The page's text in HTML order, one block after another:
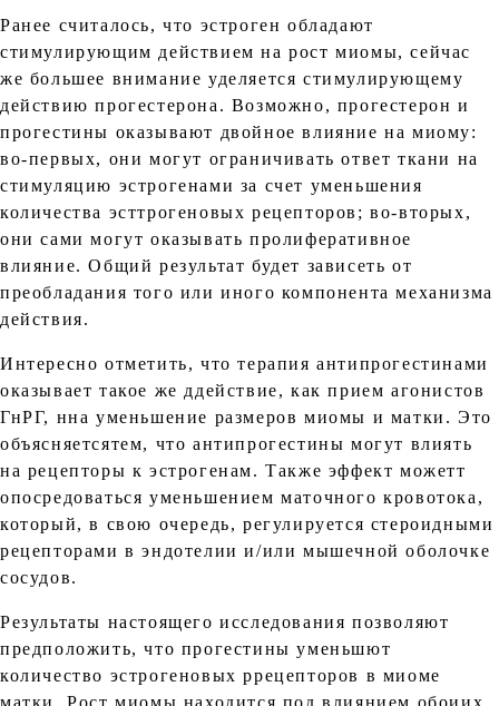
Ранее считалось, что эстроген обладают
стимулирующим действием на рост миомы, сейчас
же большее внимание уделяется стимулирующему
действию прогестерона. Возможно, прогестерон и
прогестины оказывают двойное влияние на миому:
во-первых, они могут ограничивать ответ ткани на
стимуляцию эстрогенами за счет уменьшения
количества эсттрогеновых рецепторов; во-вторых,
они сами могут оказывать пролиферативное
влияние. Общий результат будет зависеть от
преобладания того или иного компонента механизма
действия.
Интересно отметить, что терапия антипрогестинами
оказывает такое же ддействие, как прием агонистов
ГнРГ, нна уменьшение размеров миомы и матки. Это
объясняетсятем, что антипрогестины могут влиять
на рецепторы к эстрогенам. Также эффект можетт
опосредоваться уменьшением маточного кровотока,
который, в свою очередь, регулируется стероидными
рецепторами в эндотелии и/или мышечной оболочке
сосудов.
Результаты настоящего исследования позволяют
предположить, что прогестины уменьшют
количество эстрогеновых ррецепторов в миоме
матки. Рост миомы находится под влиянием обоиих